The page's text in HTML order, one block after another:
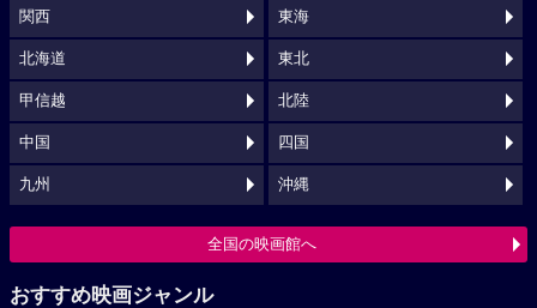
関西 東海
北海道 東北
甲信越 北陸
中国 四国
九州 沖縄
全国の映画館へ
おすすめ映画ジャンル